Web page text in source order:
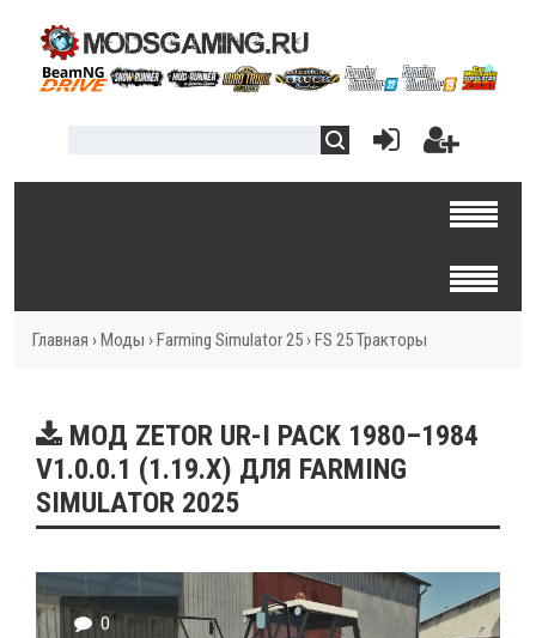
Главная › Моды › Farming Simulator 25 › FS 25 Тракторы
МОД ZETOR UR-I PACK 1980–1984
V1.0.0.1 (1.19.X) ДЛЯ FARMING
SIMULATOR 2025
0